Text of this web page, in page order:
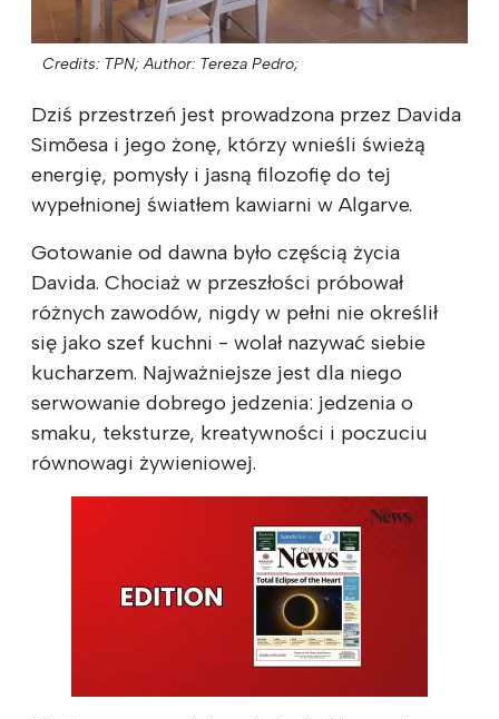
Credits: TPN; Author: Tereza Pedro;
Dziś przestrzeń jest prowadzona przez Davida
Simõesa i jego żonę, którzy wnieśli świeżą
energię, pomysły i jasną filozofię do tej
wypełnionej światłem kawiarni w Algarve.
Gotowanie od dawna było częścią życia
Davida. Chociaż w przeszłości próbował
różnych zawodów, nigdy w pełni nie określił
się jako szef kuchni - wolał nazywać siebie
kucharzem. Najważniejsze jest dla niego
serwowanie dobrego jedzenia: jedzenia o
smaku, teksturze, kreatywności i poczuciu
równowagi żywieniowej.